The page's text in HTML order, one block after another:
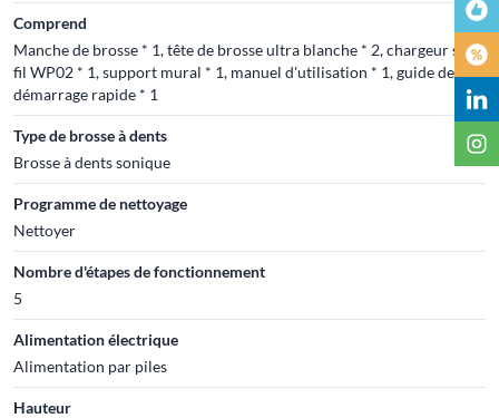
Comprend
Manche de brosse * 1, tête de brosse ultra blanche * 2, chargeur sans
fil WP02 * 1, support mural * 1, manuel d'utilisation * 1, guide de
démarrage rapide * 1
Type de brosse à dents
Brosse à dents sonique
Programme de nettoyage
Nettoyer
Nombre d'étapes de fonctionnement
5
Alimentation électrique
Alimentation par piles
Hauteur